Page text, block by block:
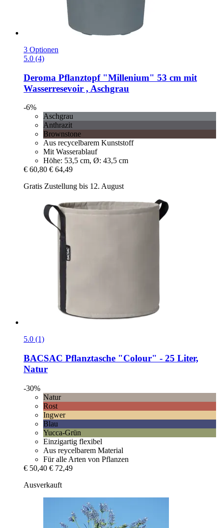
3 Optionen
5.0 (4)
Deroma Pflanztopf "Millenium" 53 cm mit
Wasserresevoir , Aschgrau
-6%
Aschgrau
Anthrazit
Brownstone
Aus recycelbarem Kunststoff
Mit Wasserablauf
Höhe: 53,5 cm, Ø: 43,5 cm
€ 60,80 € 64,49
Gratis Zustellung bis 12. August
5.0 (1)
BACSAC Pflanztasche "Colour" -​ 25 Liter,
Natur
-30%
Natur
Rost
Ingwer
Blau
Yucca-Grün
Einzigartig flexibel
Aus reycelbarem Material
Für alle Arten von Pflanzen
€ 50,40 € 72,49
Ausverkauft